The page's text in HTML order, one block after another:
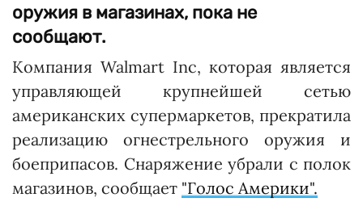
оружия в магазинах, пока не
сообщают.
Компания Walmart Inc, которая является
управляющей крупнейшей сетью
американских супермаркетов, прекратила
реализацию огнестрельного оружия и
боеприпасов. Снаряжение убрали с полок
магазинов, сообщает "Голос Америки".